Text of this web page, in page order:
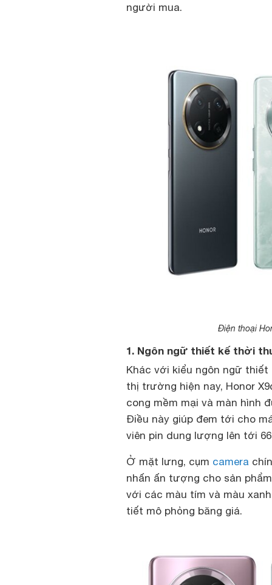
người mua.
Điện thoại
1. Ngôn ngữ thiết kế thời
Khác với kiểu ngôn ngữ
thị trường hiện nay, Honor
cong mềm mại và màn hình
Điều này giúp đem tới cho
viên pin dung lượng lên tới
Ở mặt lưng, cụm camera
nhấn ấn tượng cho sản
với các màu tím và màu
tiết mô phỏng băng giá.